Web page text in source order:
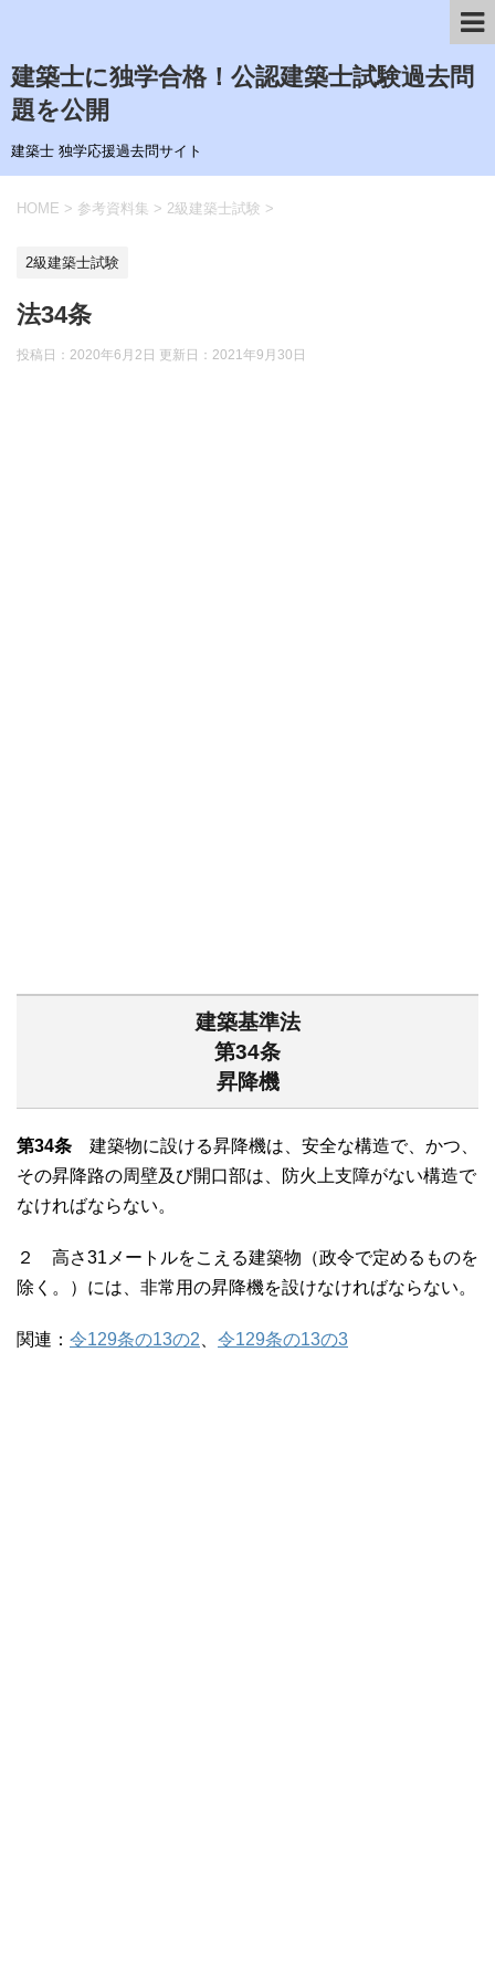
建築士に独学合格！公認建築士試験過去問
題を公開
建築士 独学応援過去問サイト
HOME > 参考資料集 > 2級建築士試験 >
2級建築士試験
法34条
投稿日：2020年6月2日 更新日： 2021年9月30日
建築基準法
第34条
昇降機
第34条 建築物に設ける昇降機は、安全な構造で、かつ、
その昇降路の周壁及び開口部は、防火上支障がない構造で
なければならない。
２ 高さ31メートルをこえる建築物（政令で定めるものを
除く。）には、非常用の昇降機を設けなければならない。
関連： 令129条の13の2 令129条の13の3